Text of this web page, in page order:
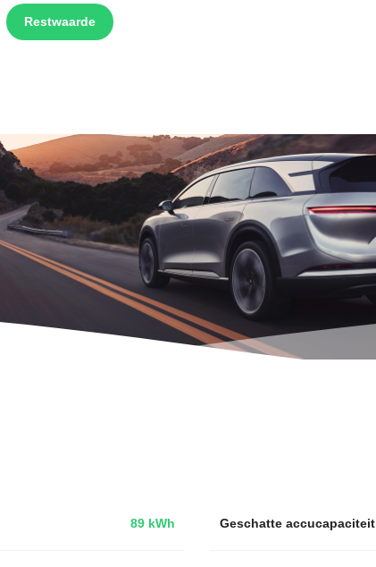
Restwaarde
89 kWh Geschatte accucapaciteit